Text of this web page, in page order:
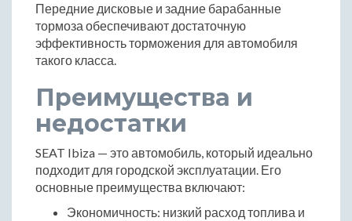
Передние дисковые и задние барабанные
тормоза обеспечивают достаточную
эффективность торможения для автомобиля
такого класса.
Преимущества и
недостатки
SEAT Ibiza — это автомобиль, который идеально
подходит для городской эксплуатации. Его
основные преимущества включают:
Экономичность: низкий расход топлива и